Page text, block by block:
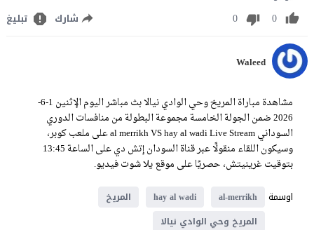
0
0 شارك تبليغ
Waleed
مشاهدة مباراة المريخ وحي الوادي نيالا بث مباشر اليوم الإثنين 1-6-
2026 ضمن الجولة الخامسة مجموعة البطولة من منافسات الدوري
السوداني al merrikh VS hay al wadi Live Stream على ملعب كوبر،
وسيكون اللقاء منقولًا عبر قناة السودان إتش دي على الساعة 13:45
بتوقيت غرينيتش، حصريًا على موقع يلا شوت فيديو.
اوسمة
al-merrikh
hay al wadi
المريخ
المريخ وحي الوادي نيالا